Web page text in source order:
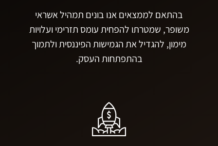
בהתאם לממצאים אנו בונים תמהיל אשראי
משופר, שמטרתו להפחית עומס תזרימי ועלויות
מימון, להגדיל את הגמישות הפיננסית ולתמוך
בהתפתחות העסק.